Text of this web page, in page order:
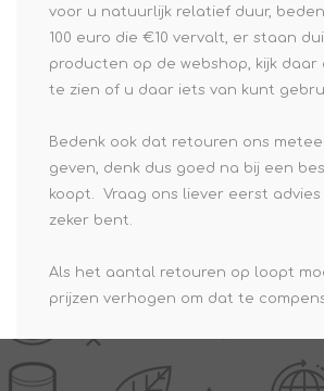
voor u natuurlijk relatief duur,
100 euro die €10 vervalt, er staan
producten op de webshop, kijk daar
te zien of u daar iets van kunt
Bedenk ook dat retouren ons
geven, denk dus goed na bij een
koopt. Vraag ons liever eerst
zeker bent.
Als het aantal retouren op loopt
prijzen verhogen om dat te